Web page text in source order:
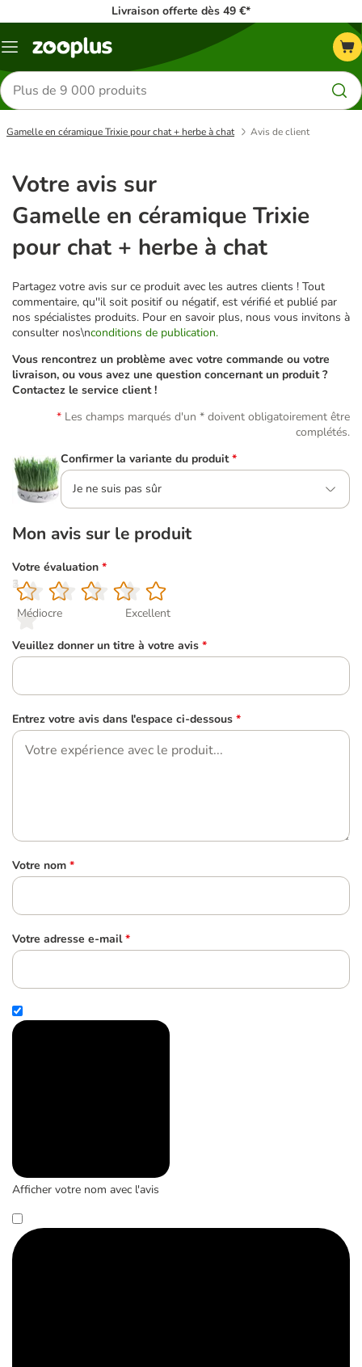
Livraison offerte dès 49 €*
Menu
Rechercher
des
produits
Gamelle en céramique Trixie pour chat + herbe à chat Avis de client
Votre avis sur
Gamelle en céramique Trixie
pour chat + herbe à chat
Partagez votre avis sur ce produit avec les autres clients ! Tout
commentaire, qu''il soit positif ou négatif, est vérifié et publié par
nos spécialistes produits. Pour en savoir plus, nous vous invitons à
consulter nos\nconditions de publication.
Vous rencontrez un problème avec votre commande ou votre
livraison, ou vous avez une question concernant un produit ?
Contactez le service client !
Les champs marqués d'un * doivent obligatoirement être
complétés.
Confirmer la variante du produit *
Je ne suis pas sûr
Mon avis sur le produit
Votre évaluation *
1
Médiocre
2
3
4
5
Excellent
Veuillez donner un titre à votre avis *
Entrez votre avis dans l'espace ci-dessous *
Votre nom *
Votre adresse e-mail *
Afficher votre nom avec l'avis